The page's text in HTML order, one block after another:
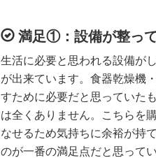
満足①：設備が整っ
生活に必要と思われる設備が
が出来ています。食器乾燥機
すために必要だと思っていた
は全くありません。こちらを
なせるため気持ちに余裕が持
のが一番の満足点だと思ってい